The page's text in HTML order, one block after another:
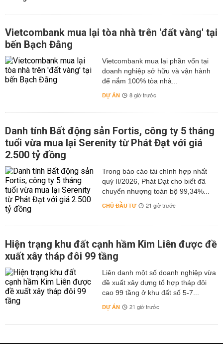
Vietcombank mua lại tòa nhà trên 'đất vàng' tại
bến Bạch Đằng
Vietcombank mua lại phần vốn tại
doanh nghiệp sở hữu và vận hành
để nắm 100% tòa nhà...
DỰ ÁN 8 giờ trước
Danh tính Bất động sản Fortis, công ty 5 tháng
tuổi vừa mua lại Serenity từ Phát Đạt với giá
2.500 tỷ đồng
Trong báo cáo tài chính hợp nhất
quý II/2026, Phát Đạt cho biết đã
chuyển nhượng toàn bộ 99,34%...
CHỦ ĐẦU TƯ 21 giờ trước
Hiện trạng khu đất cạnh hầm Kim Liên được đề
xuất xây tháp đôi 99 tầng
Liên danh một số doanh nghiệp vừa
đề xuất xây dựng tổ hợp tháp đôi
cao 99 tầng ở khu đất số 5-7...
DỰ ÁN 21 giờ trước